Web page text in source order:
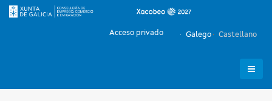
Galego Castellano
Acceso privado